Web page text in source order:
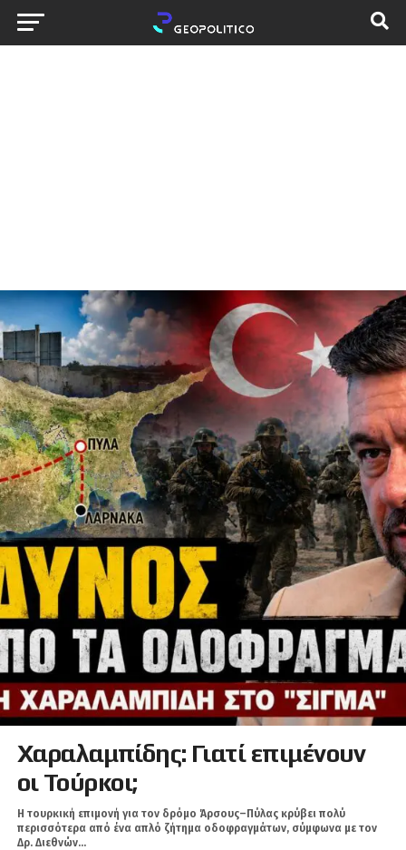
Χαραλαμπίδης: Γιατί επιμένουν
οι Τούρκοι;
Η τουρκική επιμονή για τον δρόμο Άρσους–Πύλας κρύβει πολύ
περισσότερα από ένα απλό ζήτημα οδοφραγμάτων, σύμφωνα με τον
Δρ. Διεθνών...